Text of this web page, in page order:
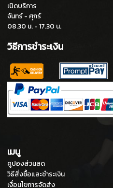
เปิดบริการ
จันทร์ - ศุกร์
08.30 น. - 17.30 น.
วิธีการชำระเงิน
เมนู
คูปองส่วนลด
วิธีสั่งซื้อและชำระเงิน
เงื่อนไขการจัดส่ง